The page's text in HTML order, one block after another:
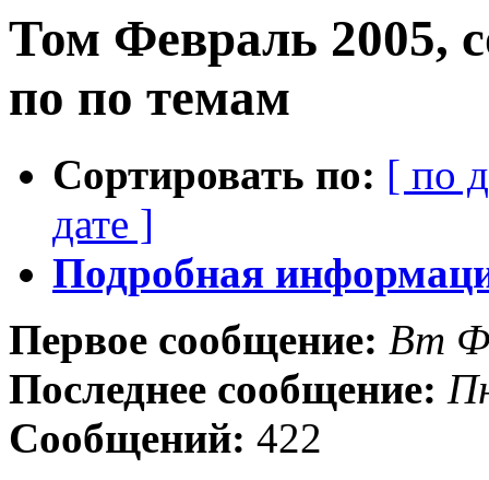
Том Февраль 2005,
по по темам
Сортировать по: [ по
дате ]
Подробная
Первое сообщение: Вт
Последнее сообщение:
Сообщений: 422